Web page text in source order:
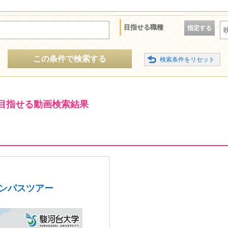
目指せる職種 指定する
この条件で検索する
指せる動画検索結果
パスツアー